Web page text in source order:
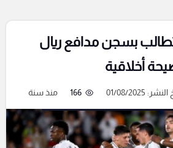
تطالب بسجن مدافع ريال
أخلاقية
01/08/2025
166 منذ سنة